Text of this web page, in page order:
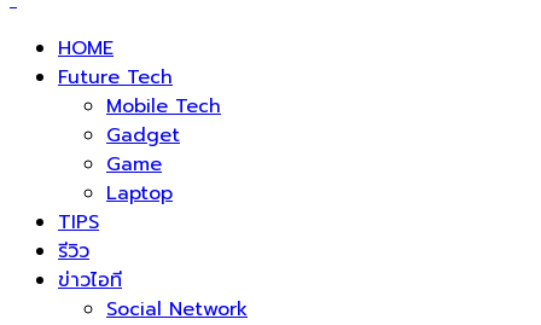
HOME
Future Tech
Mobile Tech
Gadget
Game
Laptop
TIPS
รีวิว
ข่าวไอที
Social Network